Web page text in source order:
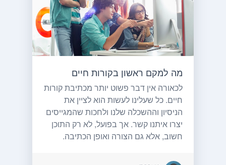
מה למקם ראשון בקורות חיים
לכאורה אין דבר פשוט יותר מכתיבת קורות
חיים. כל שעלינו לעשות הוא לציין את
הניסיון וההשכלה שלנו ולחכות שהמגייסים
יצרו איתנו קשר. אך בפועל, לא רק התוכן
חשוב, אלא גם הצורה ואופן הכתיבה.